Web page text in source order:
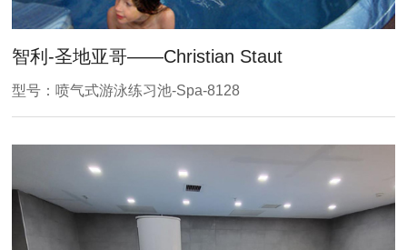
智利-圣地亚哥——Christian Staut
型号：喷气式游泳练习池-Spa-8128